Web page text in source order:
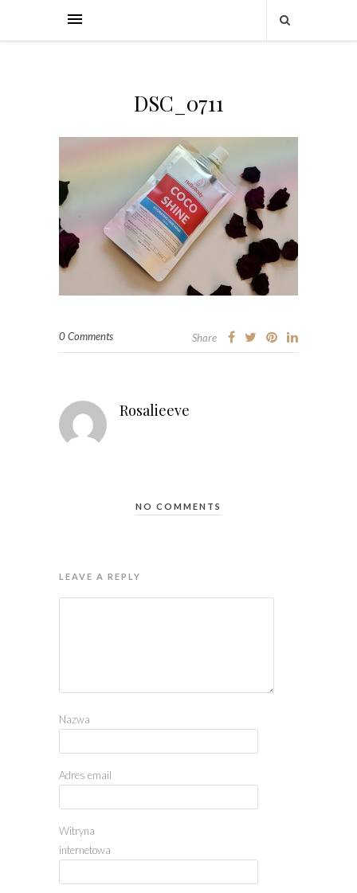
DSC_0711
0 Comments Share
Rosalieeve
NO COMMENTS
LEAVE A REPLY
Nazwa
Adres email
Witryna
internetowa